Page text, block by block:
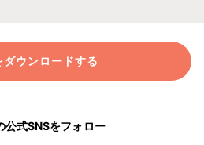
ダウンロードする
公式SNSをフォロー